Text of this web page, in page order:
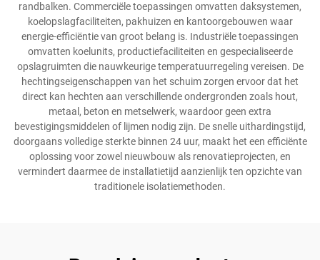
randbalken. Commerciële toepassingen omvatten daksystemen,
koelopslagfaciliteiten, pakhuizen en kantoorgebouwen waar
energie-efficiëntie van groot belang is. Industriële toepassingen
omvatten koelunits, productiefaciliteiten en gespecialiseerde
opslagruimten die nauwkeurige temperatuurregeling vereisen. De
hechtingseigenschappen van het schuim zorgen ervoor dat het
direct kan hechten aan verschillende ondergronden zoals hout,
metaal, beton en metselwerk, waardoor geen extra
bevestigingsmiddelen of lijmen nodig zijn. De snelle uithardingstijd,
doorgaans volledige sterkte binnen 24 uur, maakt het een efficiënte
oplossing voor zowel nieuwbouw als renovatieprojecten, en
vermindert daarmee de installatietijd aanzienlijk ten opzichte van
traditionele isolatiemethoden.